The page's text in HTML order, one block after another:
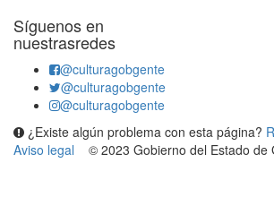
Síguenos en
nuestrasredes
@culturagobgente
@culturagobgente
@culturagobgente
¿Existe algún problema con esta página?
Aviso legal
© 2023 Gobierno del Estado de